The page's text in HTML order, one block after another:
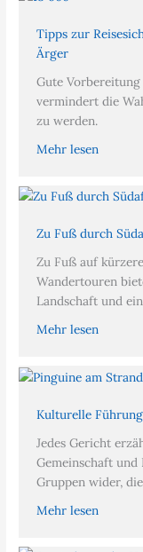
Tipps zur
Ärger
Gute
vermindert die
zu werden.
Mehr lesen
Zu Fuß durch
Zu Fuß auf
Wandertouren
Landschaft und
Mehr lesen
Kulturelle
Jedes Gericht
Gemeinschaft
Gruppen wider,
Mehr lesen